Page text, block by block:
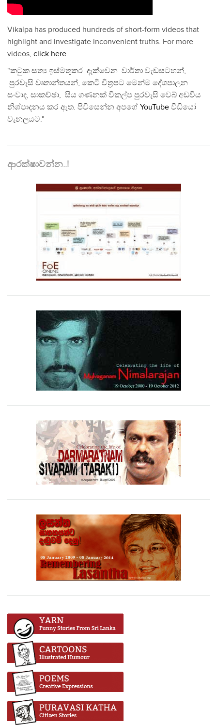
Vikalpa has produced hundreds of short-form videos that
highlight and investigate inconvenient truths. For more
videos, click here.
"කටුක සත්‍ය ඉස්මතුකර දැක්වෙන වාර්තා වැඩසටහන්,
පුරවැසි වෘතාන්තයන්, කෙටි චිත්‍රපට මෙන්ම දේශපාලන
සංවාද, සාකච්ඡා, සිය ගණනක් විකල්ප පුරවැසි වෙබ් අඩවිය
නිශ්පාදනය කර ඇත. පිවිසෙන්න අපගේ YouTube වීඩියෝ
චැනලයට."
ආරක්ෂාවන්න..!